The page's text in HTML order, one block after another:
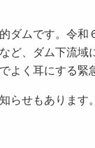
ムです。令和
ど、ダム下流
よく耳にする緊
らせもあります。